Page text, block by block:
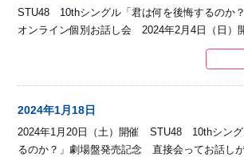
STU48 10thシングル「君は何を後悔するのか
オンライン個別お話し会 2024年2月4日（日）
2024年1月18日
2024年1月20日（土）開催 STU48 10thシング
るのか？」劇場盤発売記念 直接会ってお話し